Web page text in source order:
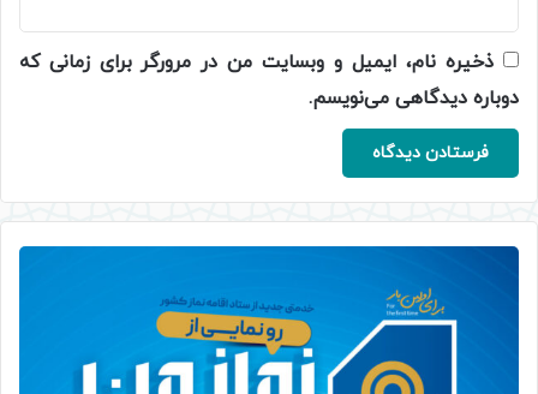
ذخیره نام، ایمیل و وبسایت من در مرورگر برای زمانی که
دوباره دیدگاهی می‌نویسم.